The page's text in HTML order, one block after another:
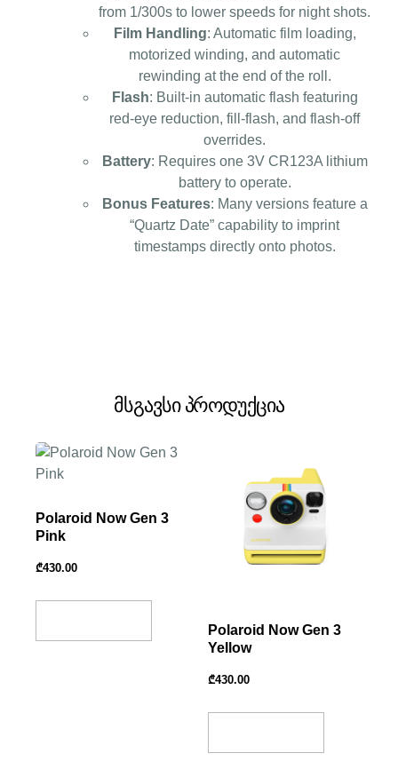
from 1/300s to lower speeds for night shots.
Film Handling: Automatic film loading,
motorized winding, and automatic
rewinding at the end of the roll.
Flash: Built-in automatic flash featuring
red-eye reduction, fill-flash, and flash-off
overrides.
Battery: Requires one 3V CR123A lithium
battery to operate.
Bonus Features: Many versions feature a
“Quartz Date” capability to imprint
timestamps directly onto photos.
მსგავსი პროდუქცია
Polaroid Now Gen 3
Pink
₾430.00
Polaroid Now Gen 3
Yellow
₾430.00